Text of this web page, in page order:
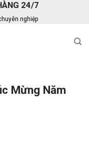
24/7
nghiệp
Mừng Năm